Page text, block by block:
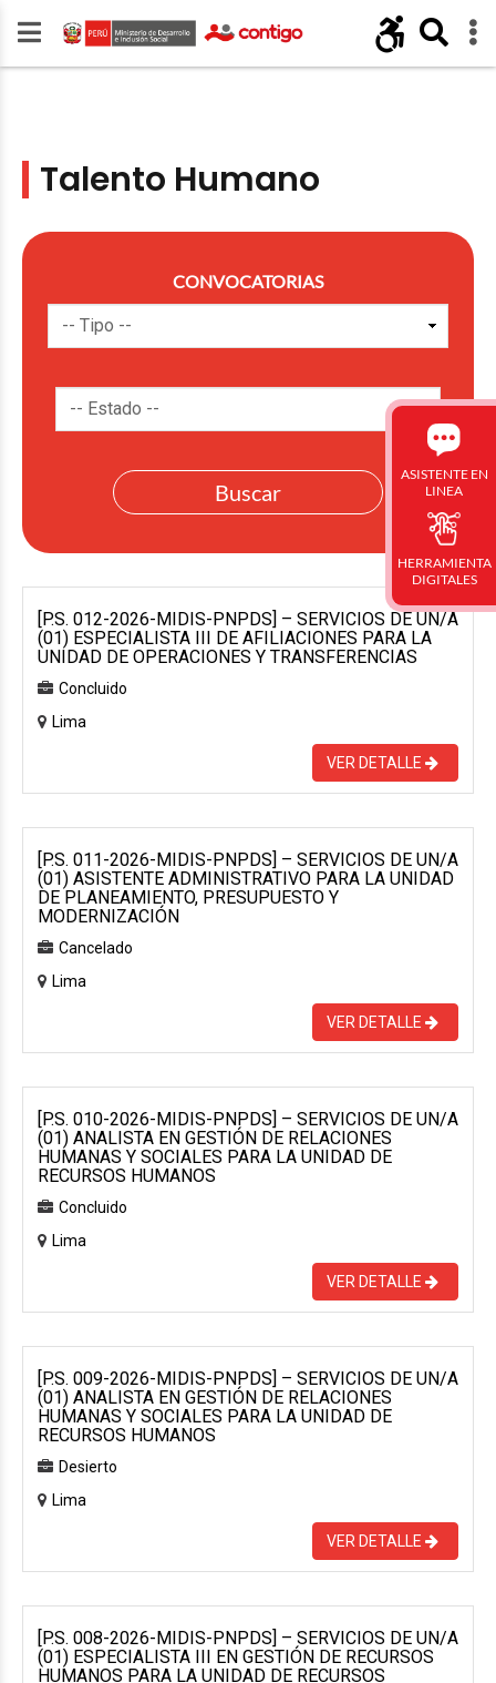
Talento Humano
CONVOCATORIAS
[P.S. 012-2026-MIDIS-PNPDS] – SERVICIOS DE UN/A
(01) ESPECIALISTA III DE AFILIACIONES PARA LA
UNIDAD DE OPERACIONES Y TRANSFERENCIAS
Concluido
Lima
VER DETALLE
[P.S. 011-2026-MIDIS-PNPDS] – SERVICIOS DE UN/A
(01) ASISTENTE ADMINISTRATIVO PARA LA UNIDAD
DE PLANEAMIENTO, PRESUPUESTO Y
MODERNIZACIÓN
Cancelado
Lima
VER DETALLE
[P.S. 010-2026-MIDIS-PNPDS] – SERVICIOS DE UN/A
(01) ANALISTA EN GESTIÓN DE RELACIONES
HUMANAS Y SOCIALES PARA LA UNIDAD DE
RECURSOS HUMANOS
Concluido
Lima
VER DETALLE
[P.S. 009-2026-MIDIS-PNPDS] – SERVICIOS DE UN/A
(01) ANALISTA EN GESTIÓN DE RELACIONES
HUMANAS Y SOCIALES PARA LA UNIDAD DE
RECURSOS HUMANOS
Desierto
Lima
VER DETALLE
[P.S. 008-2026-MIDIS-PNPDS] – SERVICIOS DE UN/A
(01) ESPECIALISTA III EN GESTIÓN DE RECURSOS
HUMANOS PARA LA UNIDAD DE RECURSOS
ASISTENTE EN
LINEA
HERRAMIENTA
DIGITALES